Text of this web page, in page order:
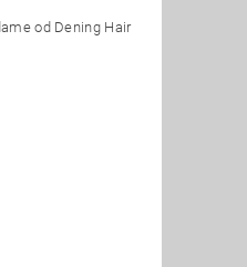
od Dening Hair